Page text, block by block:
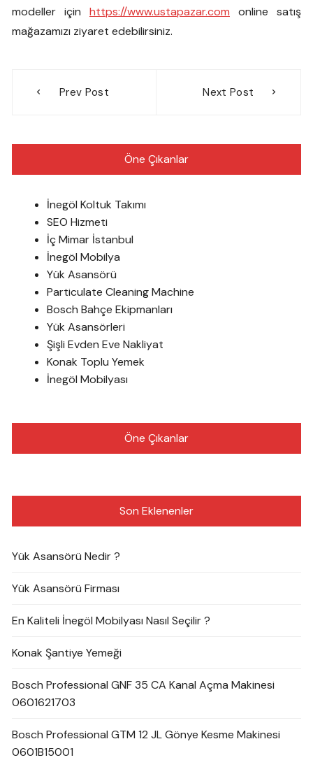
modeller için https://www.ustapazar.com online satış
mağazamızı ziyaret edebilirsiniz.
gezinmesi
Prev Post Next Post
Öne Çıkanlar
İnegöl Koltuk Takımı
SEO Hizmeti
İç Mimar İstanbul
İnegöl Mobilya
Yük Asansörü
Particulate Cleaning Machine
Bosch Bahçe Ekipmanları
Yük Asansörleri
Şişli Evden Eve Nakliyat
Konak Toplu Yemek
İnegöl Mobilyası
Öne Çıkanlar
Son Eklenenler
Yük Asansörü Nedir ?
Yük Asansörü Firması
En Kaliteli İnegöl Mobilyası Nasıl Seçilir ?
Konak Şantiye Yemeği
Bosch Professional GNF 35 CA Kanal Açma Makinesi
0601621703
Bosch Professional GTM 12 JL Gönye Kesme Makinesi
0601B15001